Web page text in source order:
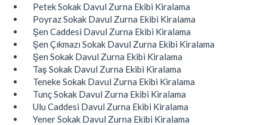
Petek Sokak Davul Zurna Ekibi Kiralama
Poyraz Sokak Davul Zurna Ekibi Kiralama
Şen Caddesi Davul Zurna Ekibi Kiralama
Şen Çıkmazı Sokak Davul Zurna Ekibi Kiralama
Şen Sokak Davul Zurna Ekibi Kiralama
Taş Sokak Davul Zurna Ekibi Kiralama
Teneke Sokak Davul Zurna Ekibi Kiralama
Tunç Sokak Davul Zurna Ekibi Kiralama
Ulu Caddesi Davul Zurna Ekibi Kiralama
Yener Sokak Davul Zurna Ekibi Kiralama